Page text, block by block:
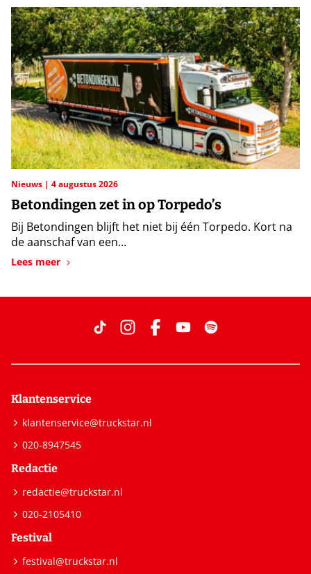
Nieuws 4 augustus 2026
Betondingen zet in op Torpedo’s
Bij Betondingen blijft het niet bij één Torpedo. Kort na
de aanschaf van een...
Lees meer
Klantenservice
klantenservice@truckstar.nl
020-8947545
Redactie
redactie@truckstar.nl
020-2105410
Festival
festival@truckstar.nl